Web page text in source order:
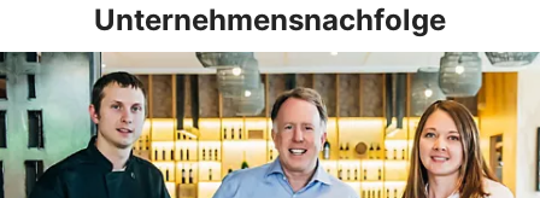
Unternehmensnachfolge